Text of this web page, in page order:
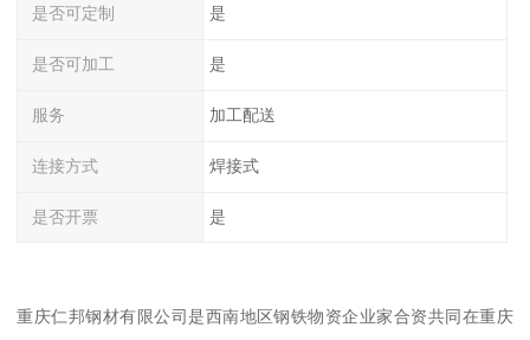
是否可定制 是
是否可加工 是
服务 加工配送
连接方式 焊接式
是否开票 是
重庆仁邦钢材有限公司是西南地区钢铁物资企业家合资共同在重庆